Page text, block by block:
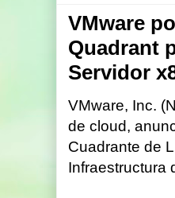
VMware
Quadrant
Servidor
VMware, Inc.
de cloud,
Cuadrante de
Infraestructura